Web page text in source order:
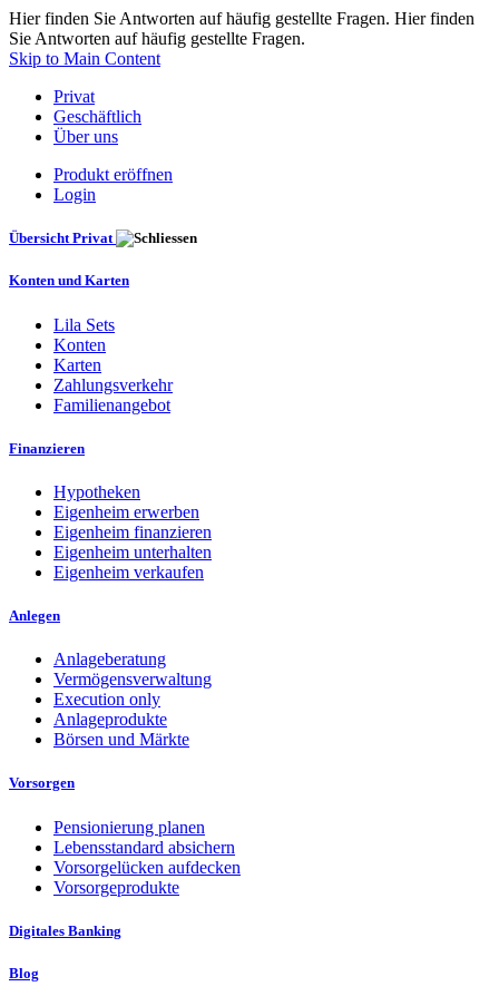
Hier finden Sie Antworten auf häufig gestellte Fragen. Hier finden
Sie Antworten auf häufig gestellte Fragen.
Skip to Main Content
Privat
Geschäftlich
Über uns
Produkt eröffnen
Login
Übersicht Privat
Konten und Karten
Lila Sets
Konten
Karten
Zahlungsverkehr
Familienangebot
Finanzieren
Hypotheken
Eigenheim erwerben
Eigenheim finanzieren
Eigenheim unterhalten
Eigenheim verkaufen
Anlegen
Anlageberatung
Vermögensverwaltung
Execution only
Anlageprodukte
Börsen und Märkte
Vorsorgen
Pensionierung planen
Lebensstandard absichern
Vorsorgelücken aufdecken
Vorsorgeprodukte
Digitales Banking
Blog